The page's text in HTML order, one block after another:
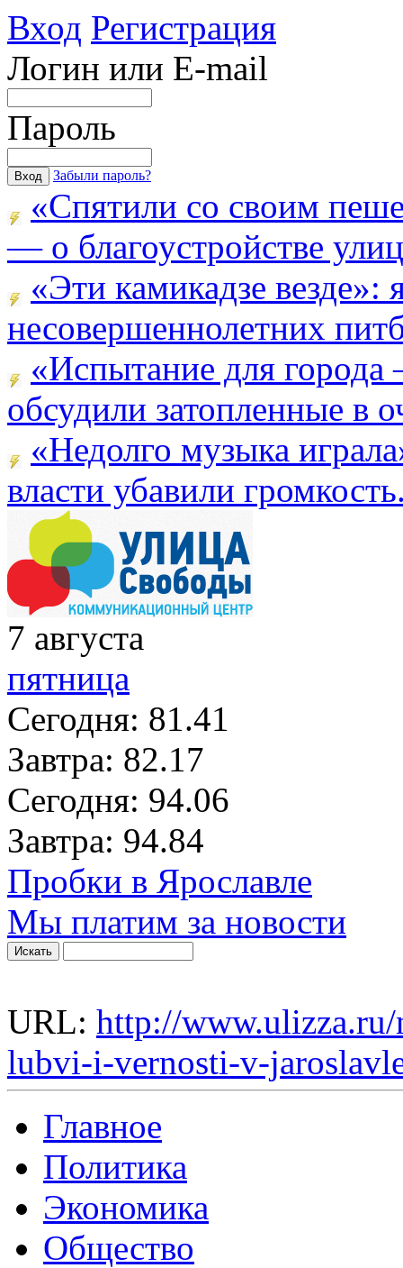
Вход Регистрация
Логин или E-mail
Пароль
Забыли пароль?
«Спятили со своим
— о благоустройстве
«Эти камикадзе везде»:
несовершеннолетних
«Испытание для
обсудили затопленные в
«Недолго музыка
власти убавили
7 августа
пятница
Сегодня: 81.41
Завтра: 82.17
Сегодня: 94.06
Завтра: 94.84
Пробки в Ярославле
Мы платим за новости
URL: http://
lubvi-i-vernosti-v-
Главное
Политика
Экономика
Общество